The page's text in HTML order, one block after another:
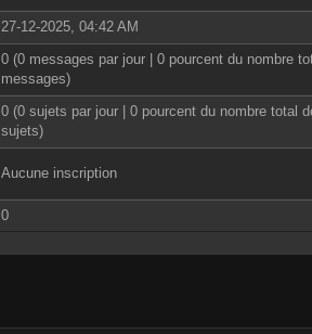
27-12-2025, 04:42 AM
0 (0 messages par jour | 0 pourcent du nombre
messages)
0 (0 sujets par jour | 0 pourcent du nombre total
sujets)
Aucune inscription
0